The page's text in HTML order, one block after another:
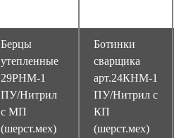
Берцы
утепленные
29РНМ-1
ПУ/Нитрил
с МП
(шерст.мех)
Ботинки
сварщика
арт.24КНМ-1
ПУ/Нитрил с
КП
(шерст.мех)